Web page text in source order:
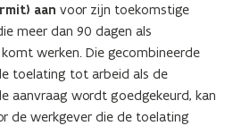
aan voor zijn toekomstige
meer dan 90 dagen als
werken. Die gecombineerde
toelating tot arbeid als de
aanvraag wordt goedgekeurd, kan
de werkgever die de toelating